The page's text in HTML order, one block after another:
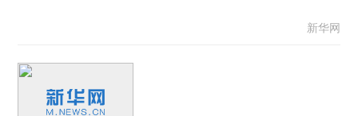
新华网